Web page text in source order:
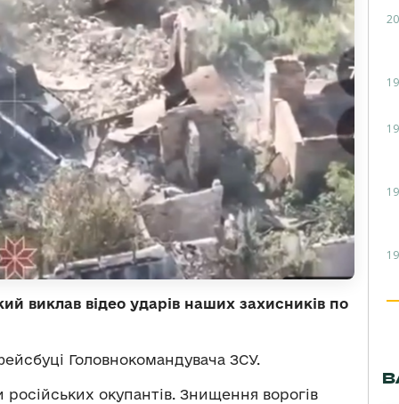
виклав відео ударів наших захисників по
Головнокомандувача ЗСУ.
окупантів. Знищення ворогів